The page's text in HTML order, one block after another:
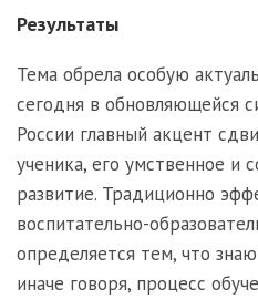
Результаты
Тема обрела особую
сегодня в обновляющейся
России главный акцент
ученика, его умственное и
развитие. Традиционно
воспитательно-
определяется тем, что
иначе говоря, процесс